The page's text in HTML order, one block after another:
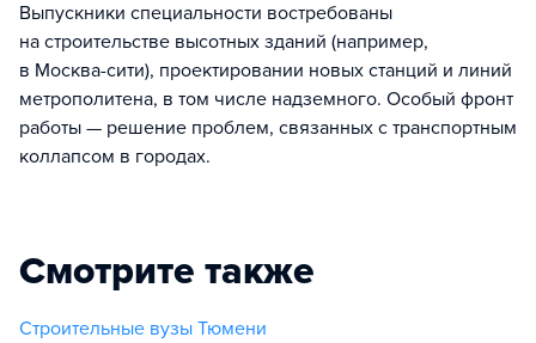
Выпускники специальности востребованы
на строительстве высотных зданий (например,
в Москва-сити), проектировании новых станций и линий
метрополитена, в том числе надземного. Особый фронт
работы — решение проблем, связанных с транспортным
коллапсом в городах.
Смотрите также
Строительные вузы Тюмени